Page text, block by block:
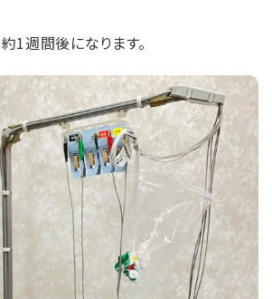
1週間後になります。